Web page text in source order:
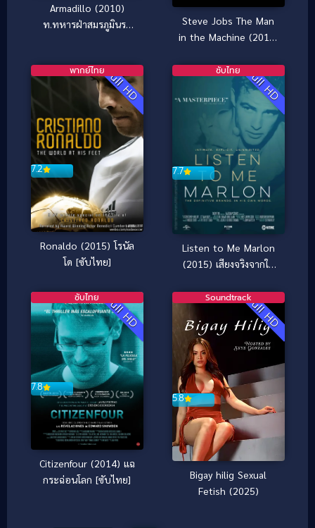
Armadillo (2010)
ท.ทหารฝ่าสมรภูมินรก
Steve Jobs The Man
in the Machine (2015)
อัจฉริยะ (บรรยายไทย)
Full HD
7.2
พากย์ไทย
Ronaldo (2015) โรนัล
โด [ซับไทย]
Full HD
7.7
ซับไทย
Listen to Me Marlon
(2015) เสียงจริงจากใจ
ไทย)
Full HD
7.8
ซับไทย
Citizenfour (2014) แฉ
กระฉ่อนโลก [ซับไทย]
Full HD
5.8
Soundtrack
Bigay hilig Sexual
Fetish (2025)